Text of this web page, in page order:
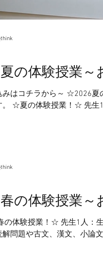
の体験授業
みはコチラから～ ☆2026夏
。 ☆夏の体験授業！☆ 先生1
お申込み、お問い合わせ
の体験授業
体験授業！☆ 先生1人：生
解問題や古文、漢文、小論